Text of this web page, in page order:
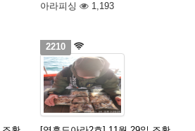
아라피싱
1,193
2210